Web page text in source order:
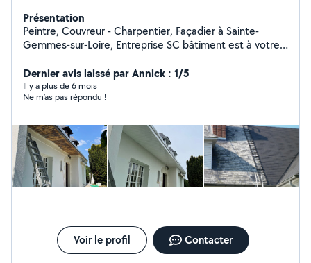
Présentation
Peintre, Couvreur - Charpentier, Façadier à Sainte-
Gemmes-sur-Loire, Entreprise SC bâtiment est à votre
balcon...), Installation ou rénovation couverture/toiture,
Ravalement de façade, Nettoyage de façade,
traitement et nettoyage toiture ,Installation ou
plus encore. Nous sommes fiers de la qualité du travail
que nous fournissons à chacun de nos clients.
Contactez-nous pour discuter de votre projet et obtenir
un devis.
Dernier avis laissé par Annick : 1/5
Il y a plus de 6 mois
Ne m’as pas répondu !
Voir le profil Contacter